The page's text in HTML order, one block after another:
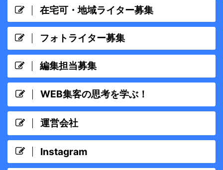
在宅可・地域ライター募集
フォトライター募集
編集担当募集
WEB集客の思考を学ぶ！
運営会社
Instagram